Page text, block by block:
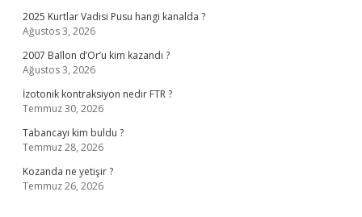
2025 Kurtlar Vadisi Pusu hangi kanalda ?
Ağustos 3, 2026
2007 Ballon d’Or’u kim kazandı ?
Ağustos 3, 2026
İzotonik kontraksiyon nedir FTR ?
Temmuz 30, 2026
Tabancayı kim buldu ?
Temmuz 28, 2026
Kozanda ne yetişir ?
Temmuz 26, 2026